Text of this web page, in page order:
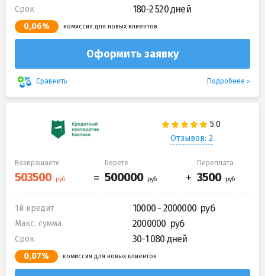
Срок 180-2 520 дней
0,06% комиссия для новых клиентов
Оформить заявку
Сравнить Подробнее
Отзывов: 2
Возвращаете Берете Переплата
1й кредит 10000 - 2000000
Макс. сумма 2000000
Срок 30-1 080 дней
0,07% комиссия для новых клиентов